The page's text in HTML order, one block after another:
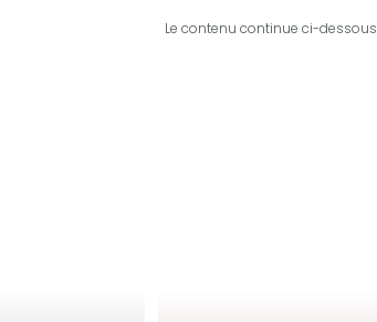
Le contenu continue ci-dessous